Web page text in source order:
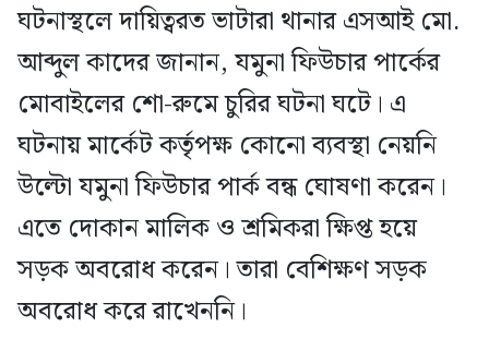
ঘটনাস্থলে দায়িত্বরত ভাটারা থানার এসআই মো.
আব্দুল কাদের জানান, যমুনা ফিউচার পার্কের
মোবাইলের শো-রুমে চুরির ঘটনা ঘটে। এ
ঘটনায় মার্কেট কর্তৃপক্ষ কোনো ব্যবস্থা নেয়নি
উল্টো যমুনা ফিউচার পার্ক বন্ধ ঘোষণা করেন।
এতে দোকান মালিক ও শ্রমিকরা ক্ষিপ্ত হয়ে
সড়ক অবরোধ করেন। তারা বেশিক্ষণ সড়ক
অবরোধ করে রাখেননি।